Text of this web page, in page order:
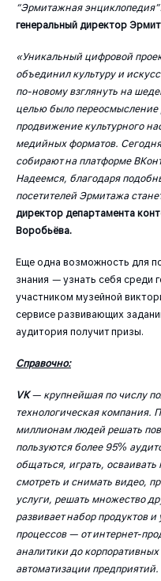
“Эрмитажная
генеральный директор
«Уникальный цифровой
объединил культуру и
по-новому взглянуть на
целью было переосмысление
продвижение культурного
медийных форматов.
собирают на платформе
Надеемся, благодаря
посетителей Эрмитажа
директор департамента
Воробьёва.
Еще одна возможность для
знания — узнать себя среди
участником музейной
сервисе развивающих
аудитория получит призы.
Справочно:
VK — крупнейшая по числу
технологическая компания.
миллионам людей решать
пользуются более 95%
общаться, играть,
смотреть и снимать видео,
услуги, решать множество
развивает набор продуктов
процессов — от интернет-
аналитики до
автоматизации предприятий.